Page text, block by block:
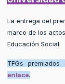
La entrega del
marco de los
Educación Social.
TFGs
enlace.